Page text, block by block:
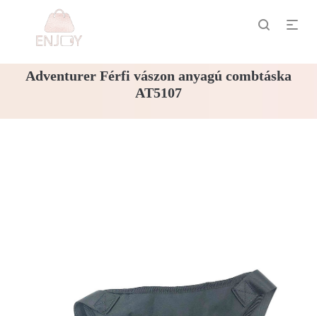
Adventurer Férfi vászon anyagú combtáska
AT5107